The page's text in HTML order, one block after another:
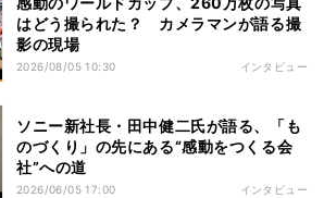
はどう撮られた？ カメラマンが語る撮
影の現場
2026/08/05 10:30 インタビュー
ソニー新社長・田中健二氏が語る、「も
のづくり」の先にある“感動をつくる会
社”への道
2026/06/05 17:00 インタビュー